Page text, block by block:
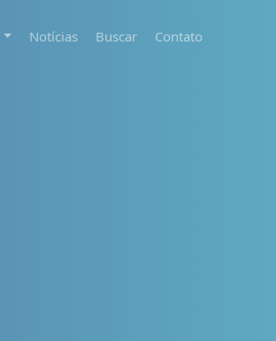
Notícias Buscar Contato